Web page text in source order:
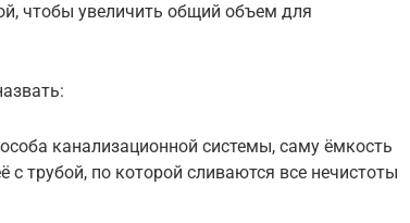
чтобы увеличить общий объем для
канализационной системы, саму ёмкость
трубой, по которой сливаются все нечистоты